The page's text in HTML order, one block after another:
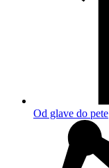
Od glave do pete